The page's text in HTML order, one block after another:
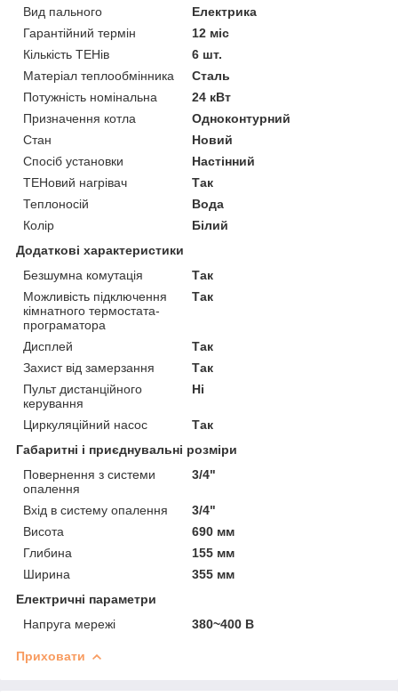
Вид пального
Електрика
Гарантійний термін
12 міс
Кількість ТЕНів
6 шт.
Матеріал теплообмінника
Сталь
Потужність номінальна
24 кВт
Призначення котла
Одноконтурний
Стан
Новий
Спосіб установки
Настінний
ТЕНовий нагрівач
Так
Теплоносій
Вода
Колір
Білий
Додаткові характеристики
Безшумна комутація
Так
Можливість підключення
кімнатного термостата-
програматора
Так
Дисплей
Так
Захист від замерзання
Так
Пульт дистанційного
керування
Ні
Циркуляційний насос
Так
Габаритні і приєднувальні розміри
Повернення з системи
опалення
3/4"
Вхід в систему опалення
3/4"
Висота
690 мм
Глибина
155 мм
Ширина
355 мм
Електричні параметри
Напруга мережі
380~400 В
Приховати